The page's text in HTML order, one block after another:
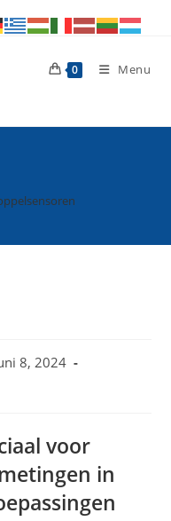
0 Menu
8, 2024
voor
in